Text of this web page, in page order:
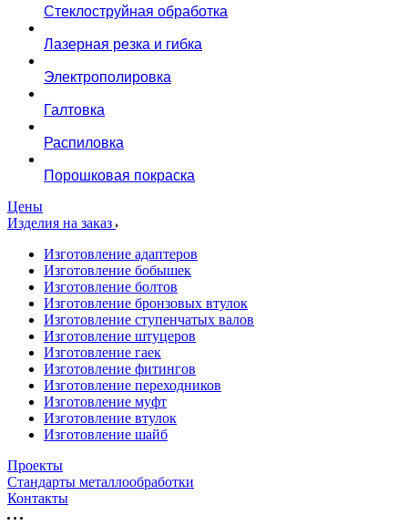
Стеклоструйная обработка
Лазерная резка и гибка
Электрополировка
Галтовка
Распиловка
Порошковая покраска
Цены
Изделия на заказ
Изготовление адаптеров
Изготовление бобышек
Изготовление болтов
Изготовление бронзовых втулок
Изготовление ступенчатых валов
Изготовление штуцеров
Изготовление гаек
Изготовление фитингов
Изготовление переходников
Изготовление муфт
Изготовление втулок
Изготовление шайб
Проекты
Стандарты металлообработки
Контакты